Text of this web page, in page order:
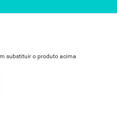
substituir o produto acima